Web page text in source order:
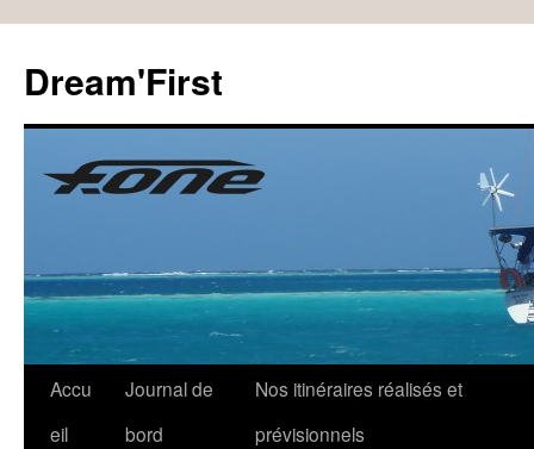
Dream'First
Accu
eil
Journal de
bord
Nos itinéraires réalisés et
prévisionnels